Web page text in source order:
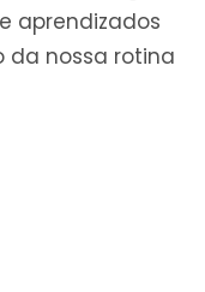
aprendizados
da nossa rotina